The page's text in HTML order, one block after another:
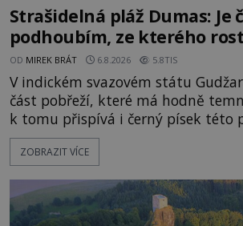
Strašidelná pláž Dumas: Je
podhoubím, ze kterého
OD MIREK BRÁT 6.8.2026 5.8TIS
V indickém svazovém státu
část pobřeží, které má hodně
k tomu přispívá i černý písek této
pláž takové netypické zbarvení? Nakolik jsou
pravdivé historky, že zde došlo k
následovat. Vstupujeme na pláž
Surat. Gu
ZOBRAZIT VÍCE